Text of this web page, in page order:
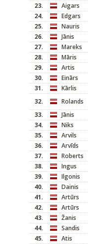
23.
Aigars
24.
Edgars
25.
Nauris
26.
Jānis
27.
Mareks
28.
Māris
29.
Artis
30.
Einārs
31.
Kārlis
32.
Rolands
33.
Jānis
34.
Niks
35.
Arvils
36.
Arvīds
37.
Roberts
38.
Ingus
39.
Ilgonis
40.
Dainis
41.
Artūrs
42.
Artūrs
43.
Žanis
44.
Sandis
45.
Atis